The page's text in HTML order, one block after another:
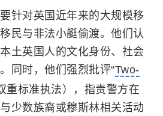
针对英国近年来的大规模移
民与非法小艇偷渡。他们认
土英国人的文化身份、社会
同时，他们强烈批评“Two-
重标准执法），指责警方在
少数族裔或穆斯林相关活动